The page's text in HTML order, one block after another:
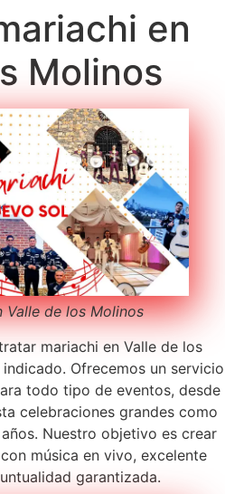
en
Molinos
Valle de los Molinos
mariachi en Valle de los
Ofrecemos un servicio
todo tipo de eventos, desde
celebraciones grandes como
Nuestro objetivo es crear
música en vivo, excelente
garantizada.